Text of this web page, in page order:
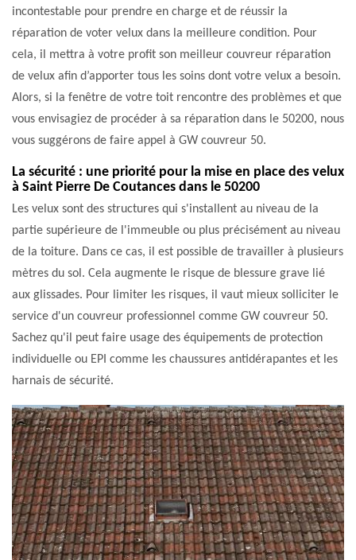
incontestable pour prendre en charge et de réussir la
réparation de voter velux dans la meilleure condition. Pour
cela, il mettra à votre profit son meilleur couvreur réparation
de velux afin d’apporter tous les soins dont votre velux a besoin.
Alors, si la fenêtre de votre toit rencontre des problèmes et que
vous envisagiez de procéder à sa réparation dans le 50200, nous
vous suggérons de faire appel à GW couvreur 50.
La sécurité : une priorité pour la mise en place des velux
à Saint Pierre De Coutances dans le 50200
Les velux sont des structures qui s'installent au niveau de la
partie supérieure de l'immeuble ou plus précisément au niveau
de la toiture. Dans ce cas, il est possible de travailler à plusieurs
mètres du sol. Cela augmente le risque de blessure grave lié
aux glissades. Pour limiter les risques, il vaut mieux solliciter le
service d'un couvreur professionnel comme GW couvreur 50.
Sachez qu'il peut faire usage des équipements de protection
individuelle ou EPI comme les chaussures antidérapantes et les
harnais de sécurité.